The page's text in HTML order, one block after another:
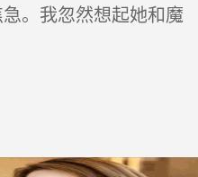
。我忽然想起她和魔